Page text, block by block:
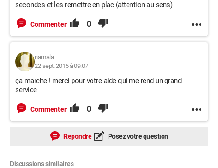
secondes et les remettre en plac (attention au sens)
Commenter 0
namala
22 sept. 2015 à 09:07
ça marche ! merci pour votre aide qui me rend un grand
service
Commenter 0
Répondre Posez votre question
Discussions similaires